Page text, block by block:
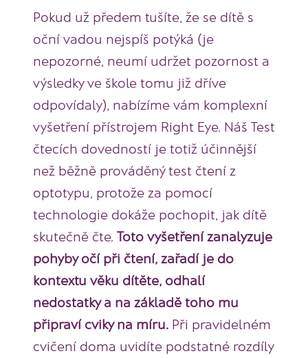
Pokud už předem tušíte, že se dítě s
oční vadou nejspíš potýká (je
nepozorné, neumí udržet pozornost a
výsledky ve škole tomu již dříve
odpovídaly), nabízíme vám komplexní
vyšetření přístrojem Right Eye. Náš Test
čtecích dovedností je totiž účinnější
než běžně prováděný test čtení z
optotypu, protože za pomocí
technologie dokáže pochopit, jak dítě
skutečně čte. Toto vyšetření zanalyzuje
pohyby očí při čtení, zařadí je do
kontextu věku dítěte, odhalí
nedostatky a na základě toho mu
připraví cviky na míru. Při pravidelném
cvičení doma uvidíte podstatné rozdíly